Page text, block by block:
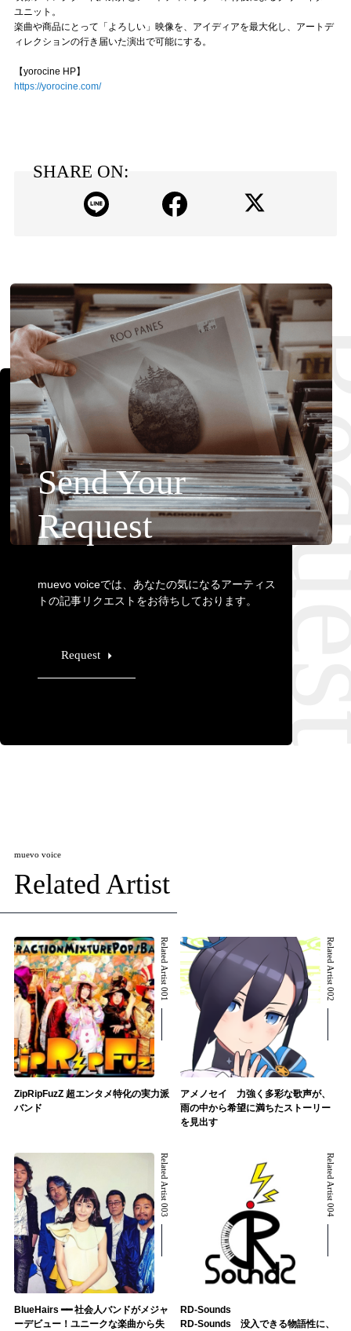
ユニット。
楽曲や商品にとって「よろしい」映像を、アイディアを最大化し、アートデ
ィレクションの行き届いた演出で可能にする。
【yorocine HP】
https://yorocine.com/
SHARE ON:
Send Your
Request
muevo voiceでは、あなたの気になるアーティス
トの記事リクエストをお待ちしております。
Request
muevo voice
Related Artist
Related Artist 001
ZipRipFuzZ 超エンタメ特化の実力派
バンド
Related Artist 002
アメノセイ 力強く多彩な歌声が、
雨の中から希望に満ちたストーリー
を見出す
Related Artist 003
BlueHairs ━━ 社会人バンドがメジャ
ーデビュー！ユニークな楽曲から失
Related Artist 004
RD-Sounds
RD-Sounds 没入できる物語性に、